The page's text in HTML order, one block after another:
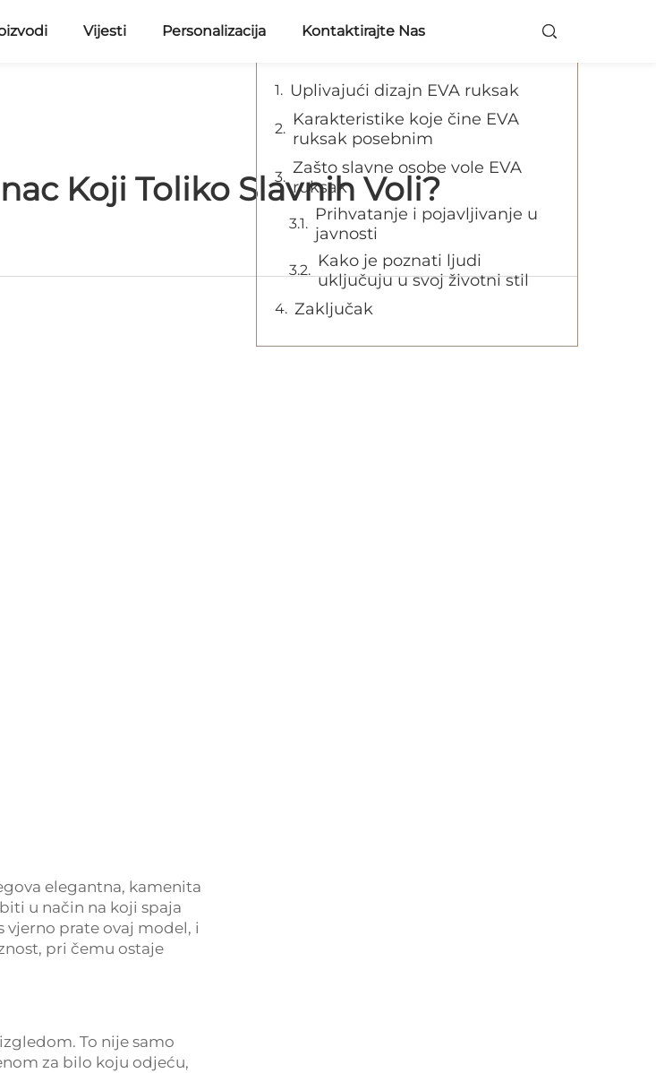
Vijesti Personalizacija Kontaktirajte Nas
Koji Toliko Slavnih Voli?
elegantna, kamenita
u način na koji spaja
vjerno prate ovaj model, i
pri čemu ostaje
To nije samo
za bilo koju odjeću,
Sadržaj
Uplivajući dizajn EVA ruksak
Karakteristike koje čine EVA
ruksak posebnim
Zašto slavne osobe vole EVA
ruksak
Prihvatanje i pojavljivanje u
javnosti
Kako je poznati ljudi
uključuju u svoj životni stil
Zaključak